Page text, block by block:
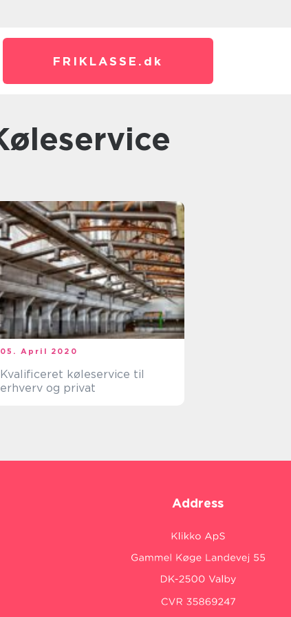
FRIKLASSE. dk
køleservice
05. April 2020
Kvalificeret køleservice til
erhverv og privat
Address